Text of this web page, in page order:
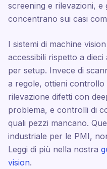
screening e rilevazioni, e
concentrano sui casi
I sistemi di machine
accessibili rispetto a
per setup. Invece di
a regole, ottieni controllo
rilevazione difetti con
problema, e controlli di
quali pezzi mancano.
industriale per le PMI,
Leggi di più nella nostra
vision.